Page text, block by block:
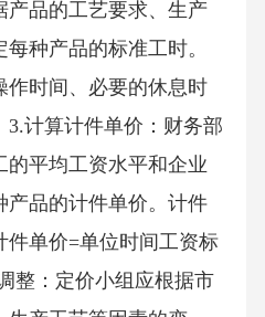
产品的工艺要求、生产
种产品的标准工时。
作时间、必要的休息时
3.计算计件单价：财务部
的平均工资水平和企业
产品的计件单价。计件
件单价=单位时间工资标
整：定价小组应根据市